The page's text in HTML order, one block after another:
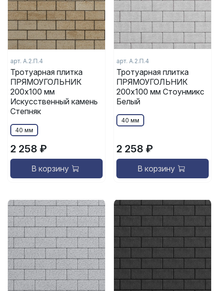
арт. А.2.П.4
Тротуарная плитка
ПРЯМОУГОЛЬНИК
200x100 мм
Искусственный камень
Степняк
40 мм
2 258 ₽
В корзину
арт. А.2.П.4
Тротуарная плитка
ПРЯМОУГОЛЬНИК
200x100 мм Стоунмикс
Белый
40 мм
2 258 ₽
В корзину